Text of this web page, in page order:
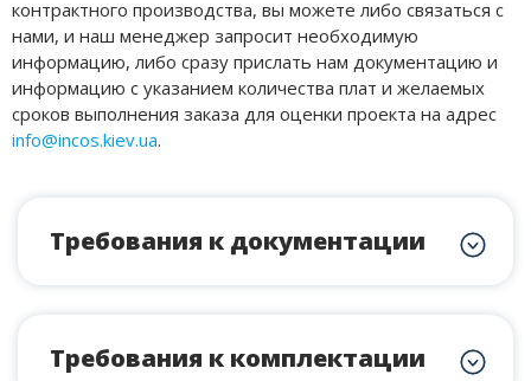
контрактного производства, вы можете либо связаться с
нами, и наш менеджер запросит необходимую
информацию, либо сразу прислать нам документацию и
информацию с указанием количества плат и желаемых
сроков выполнения заказа для оценки проекта на адрес
info@incos.kiev.ua.
Требования к документации
Требования к комплектации